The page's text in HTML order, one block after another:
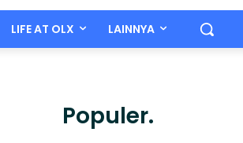
LIFE AT OLX LAINNYA
Populer.